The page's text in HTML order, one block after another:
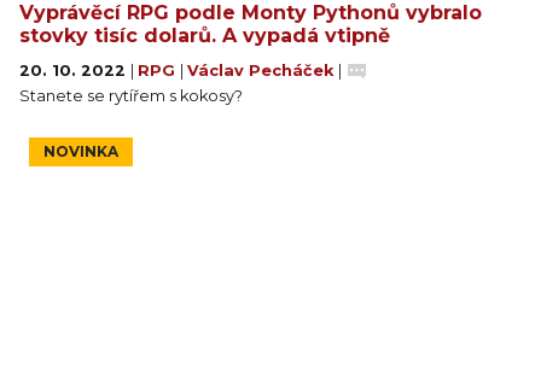
Vyprávěcí RPG podle Monty Pythonů vybralo
stovky tisíc dolarů. A vypadá vtipně
20. 10. 2022 RPG Václav Pecháček
Stanete se rytířem s kokosy?
NOVINKA